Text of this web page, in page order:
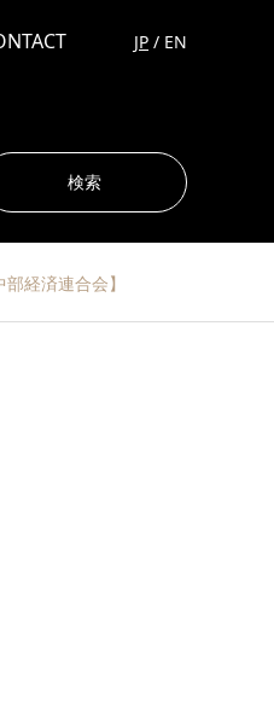
JP / EN
済連合会】